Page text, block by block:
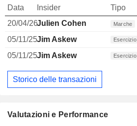
Valutazioni e Performance
Data Insider Tipo
20/04/26Julien Cohen Marche
05/11/25Jim Askew Esercizio
05/11/25Jim Askew Esercizio
Storico delle transazioni